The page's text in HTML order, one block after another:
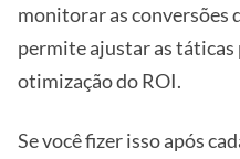
monitorar as conversões
permite ajustar as táticas
otimização do ROI.
Se você fizer isso após